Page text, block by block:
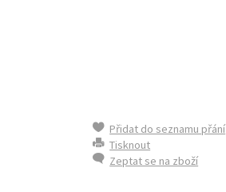
Přidat do seznamu přání
Tisknout
Zeptat se na zboží